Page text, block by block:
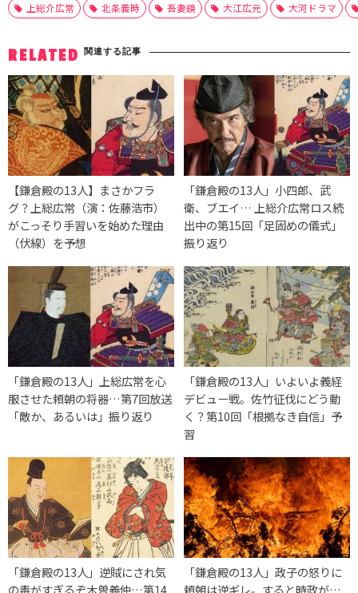
上総介広常 北条義時 吾妻鏡 大江広元 大河ドラマ
RELATED 関連する記事
【鎌倉殿の13人】まさかフラ
グ？上総広常（演：佐藤浩市）
がこっそり手習いを始めた理由
（伏線）を予想
「鎌倉殿の13人」小四郎、武
衛、ブエイ… 上総介広常ロス続
出中の第15回「足固めの儀式」
振り返り
「鎌倉殿の13人」上総広常を心
服させた頼朝の将器…第7回放送
「敵か、あるいは」振り返り
「鎌倉殿の13人」いよいよ義経
デビュー戦。佐竹征伐にどう動
く？第10回「根拠なき自信」予
習
「鎌倉殿の13人」逆賊にされ気
の毒がすぎるぞ木曽義仲…第14
「鎌倉殿の13人」政子の怒りに
頼朝は逆ギレ。すると時政が…